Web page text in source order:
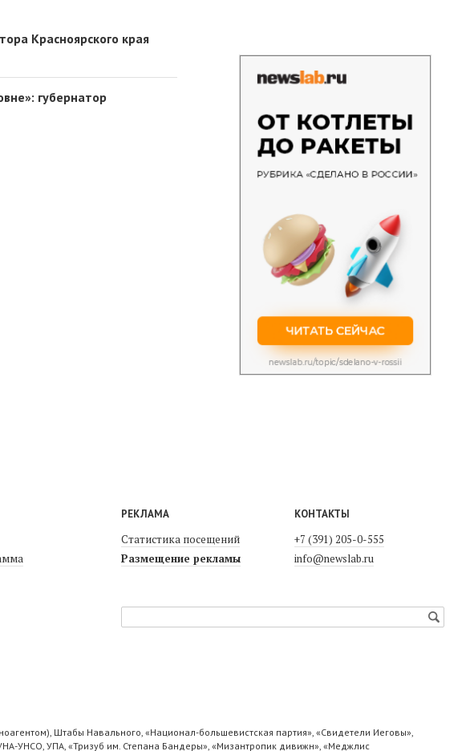
Красноярского края
губернатор
РЕКЛАМА
Статистика посещений
Размещение рекламы
КОНТАКТЫ
+7 (391) 205-0-555
info@newslab.ru
Штабы Навального, «Национал-большевистская партия», «Свидетели Иеговы»,
УНСО, УПА, «Тризуб им. Степана Бандеры», «Мизантропик дивижн», «Меджлис